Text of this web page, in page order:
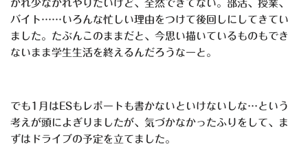
かれ少なかれやりたいけど、全然できてない。部活、授業、
バイト……いろんな忙しい理由をつけて後回しにしてきてい
ました。たぶんこのままだと、今思い描いているものもでき
ないまま学生生活を終えるんだろうなーと。
でも1月はESもレポートも書かないといけないしな…という
考えが頭によぎりましたが、気づかなかったふりをして、ま
ずはドライブの予定を立てました。